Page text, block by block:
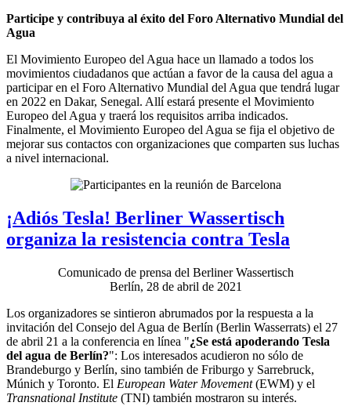
Participe y contribuya al éxito del Foro Alternativo Mundial del
Agua
El Movimiento Europeo del Agua hace un llamado a todos los
movimientos ciudadanos que actúan a favor de la causa del agua a
participar en el Foro Alternativo Mundial del Agua que tendrá lugar
en 2022 en Dakar, Senegal. Allí estará presente el Movimiento
Europeo del Agua y traerá los requisitos arriba indicados.
Finalmente, el Movimiento Europeo del Agua se fija el objetivo de
mejorar sus contactos con organizaciones que comparten sus luchas
a nivel internacional.
¡Adiós Tesla! Berliner Wassertisch
organiza la resistencia contra Tesla
Comunicado de prensa del Berliner Wassertisch
Berlín, 28 de abril de 2021
Los organizadores se sintieron abrumados por la respuesta a la
invitación del Consejo del Agua de Berlín (Berlin Wasserrats) el 27
de abril 21 a la conferencia en línea "¿Se está apoderando Tesla
del agua de Berlín?": Los interesados acudieron no sólo de
Brandeburgo y Berlín, sino también de Friburgo y Sarrebruck,
Múnich y Toronto. El European Water Movement(EWM) y el
Transnational Institute (TNI) también mostraron su interés.